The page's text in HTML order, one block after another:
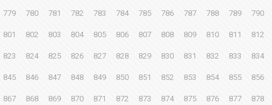
779 780 781 782 783 784 785 786 787 788 789 790
801 802 803 804 805 806 807 808 809 810 811 812
823 824 825 826 827 828 829 830 831 832 833 834
845 846 847 848 849 850 851 852 853 854 855 856
867 868 869 870 871 872 873 874 875 876 877 878